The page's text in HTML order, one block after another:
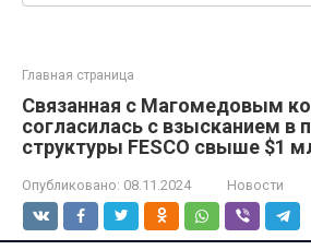
Главная страница
Связанная с Магомедовым
согласилась с взысканием в
структуры FESCO свыше $1
Опубликовано: 08.11.2024 Новости